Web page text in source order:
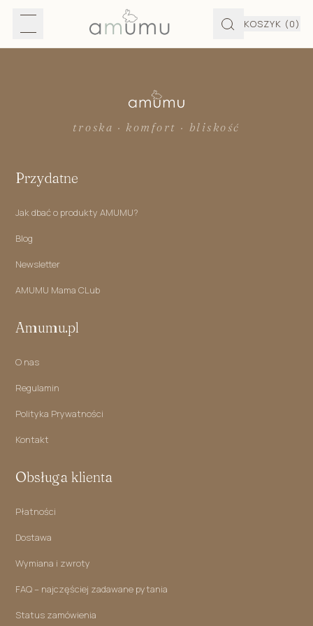
KOSZYK (0)
troska · komfort · bliskość
Przydatne
Jak dbać o produkty AMUMU?
Blog
Newsletter
AMUMU Mama CLub
Amumu.pl
O nas
Regulamin
Polityka Prywatności
Kontakt
Obsługa klienta
Płatności
Dostawa
Wymiana i zwroty
FAQ – najczęściej zadawane pytania
Status zamówienia